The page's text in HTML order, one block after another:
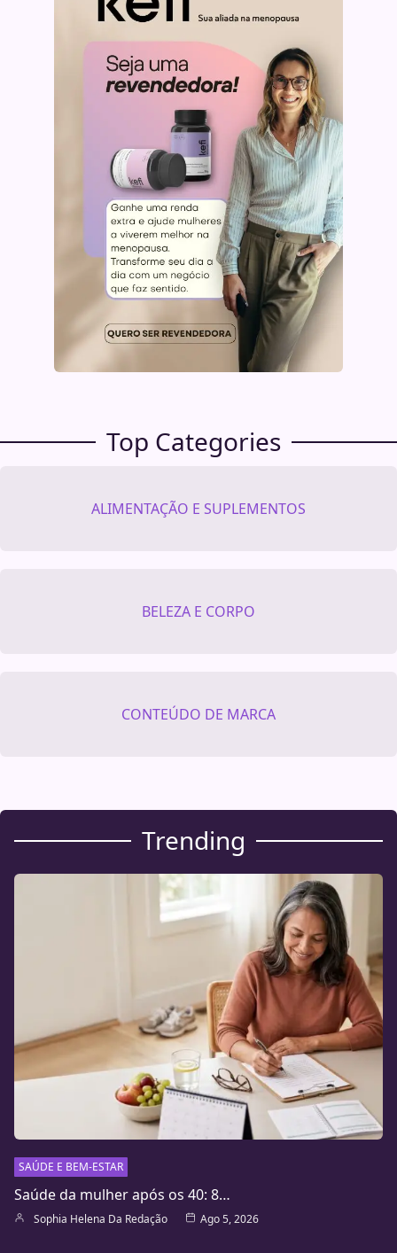
Top Categories
ALIMENTAÇÃO E SUPLEMENTOS
BELEZA E CORPO
CONTEÚDO DE MARCA
Trending
SAÚDE E BEM-ESTAR
Saúde da mulher após os 40: 8…
Sophia Helena Da Redação Ago 5, 2026